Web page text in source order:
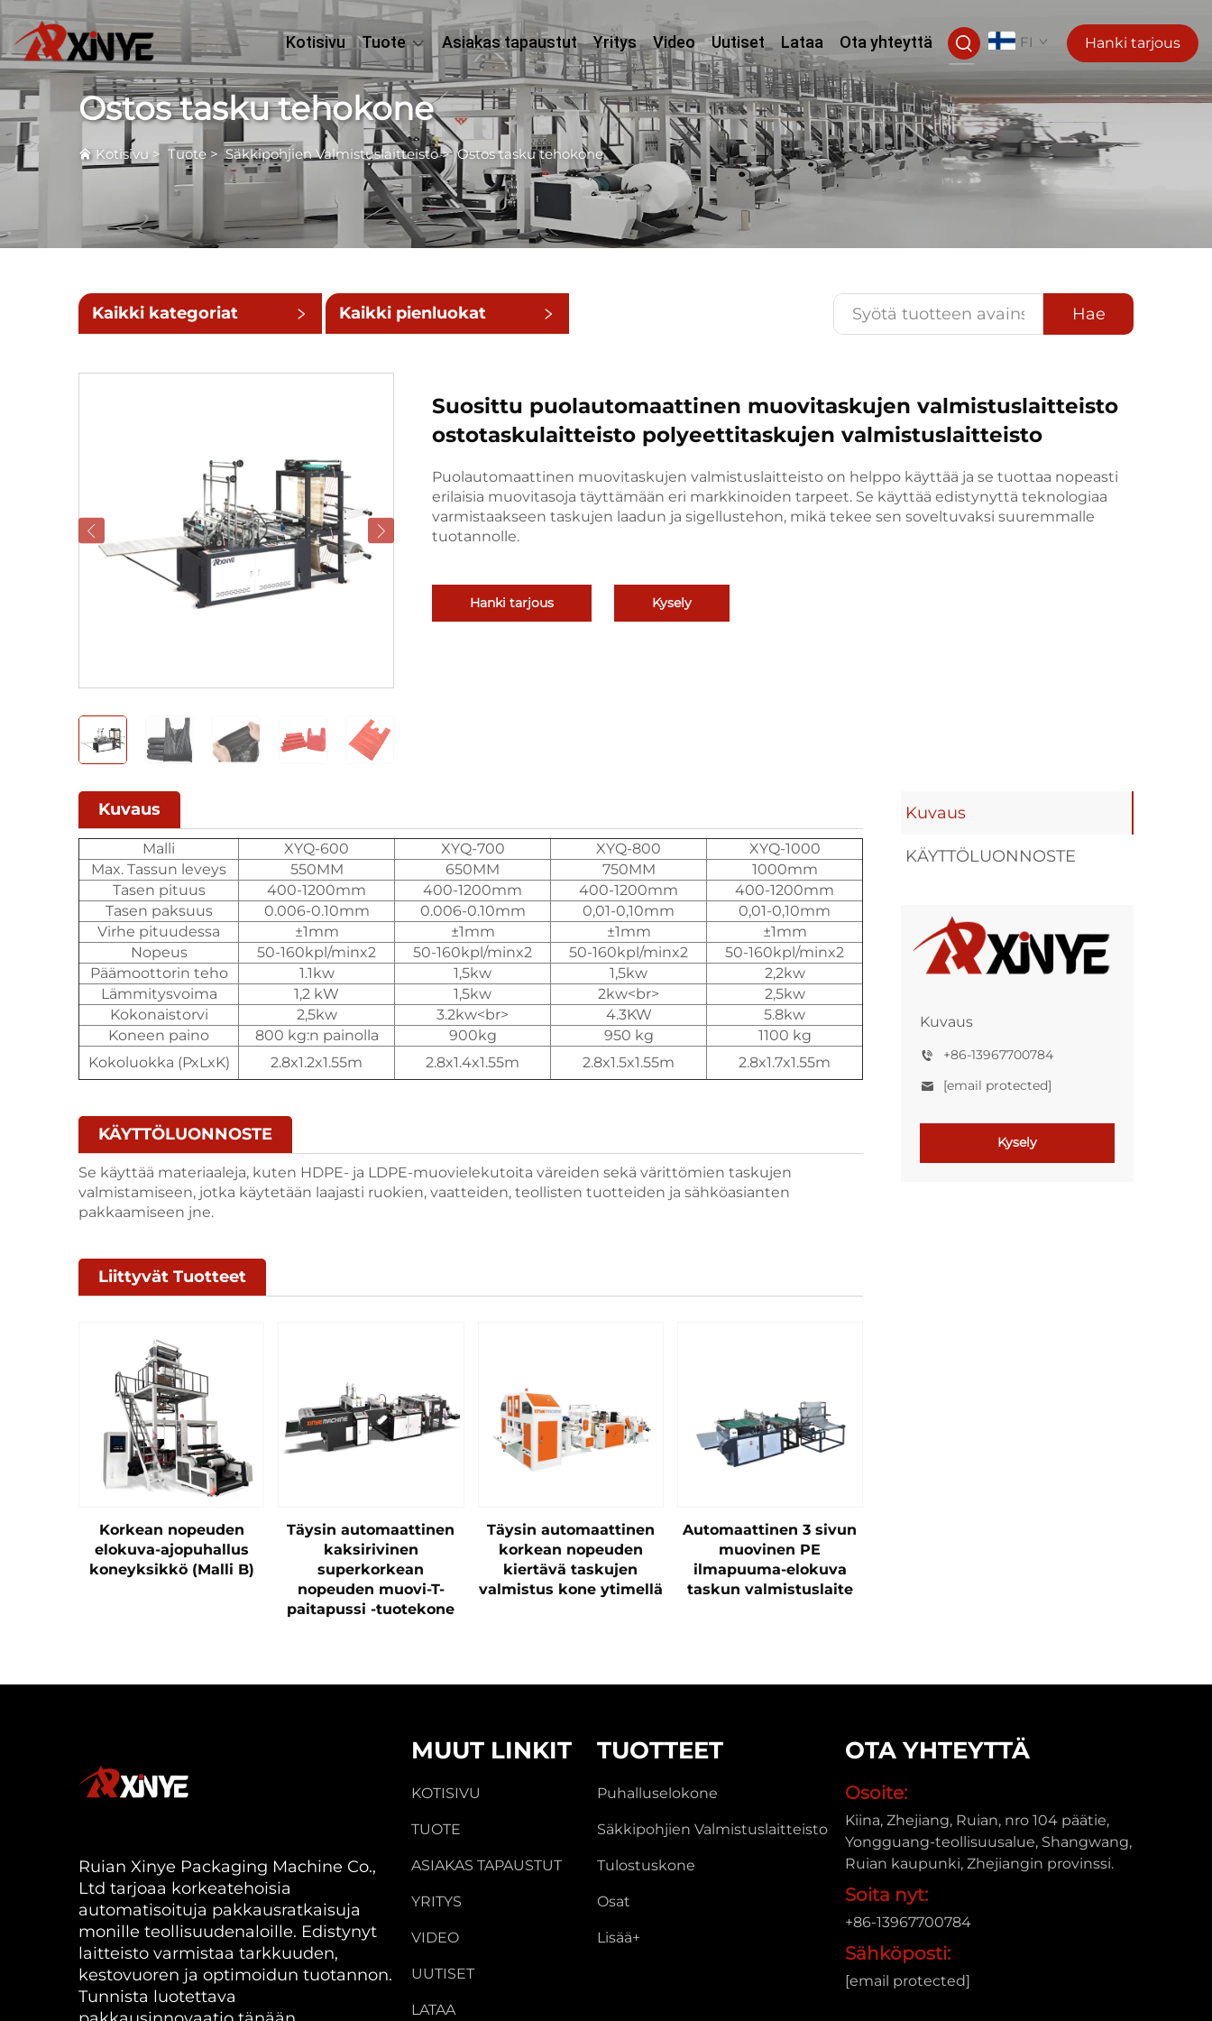
Kotisivu Tuote Asiakas tapaustut Yritys Video Uutiset Lataa Ota yhteyttä FI Hanki tarjous
Ostos tasku tehokone
Kotisivu > Tuote >Säkkipohjien Valmistuslaitteisto>Ostos tasku tehokone
Kaikki kategoriat Kaikki pienluokat Hae
Suosittu puolautomaattinen muovitaskujen valmistuslaitteisto
ostotaskulaitteisto polyeettitaskujen valmistuslaitteisto
Puolautomaattinen muovitaskujen valmistuslaitteisto on helppo käyttää ja se tuottaa nopeasti
erilaisia muovitasoja täyttämään eri markkinoiden tarpeet. Se käyttää edistynyttä teknologiaa
varmistaakseen taskujen laadun ja sigellustehon, mikä tekee sen soveltuvaksi suuremmalle
tuotannolle.
Hanki tarjous Kysely
Kuvaus
KÄYTTÖLUONNOSTE
Kuvaus
+86-13967700784
[email protected]
Kysely
Kuvaus
Malli XYQ-600 XYQ-700 XYQ-800
XYQ-1000
Max. Tassun leveys
550MM 650MM 750MM
1000mm
Tasen pituus
400-1200mm 400-1200mm 400-1200mm
400-1200mm
Tasen paksuus
0.006-0.10mm 0.006-0.10mm 0,01-0,10mm
0,01-0,10mm
Virhe pituudessa
±1mm ±1mm ±1mm
±1mm
Nopeus
50-160kpl/minx2 50-160kpl/minx2 50-160kpl/minx2
50-160kpl/minx2
Päämoottorin teho
1.1kw 1,5kw 1,5kw
2,2kw
Lämmitysvoima
1,2 kW 1,5kw 2kw<br>
2,5kw
Kokonaistorvi
2,5kw 3.2kw<br> 4.3KW
5.8kw
Koneen paino
800 kg:n painolla 900kg 950 kg
1100 kg
Kokoluokka (PxLxK)
2.8x1.2x1.55m 2.8x1.4x1.55m 2.8x1.5x1.55m 2.8x1.7x1.55m
KÄYTTÖLUONNOSTE
Se käyttää materiaaleja, kuten HDPE- ja LDPE-muovielekutoita väreiden sekä värittömien taskujen
valmistamiseen, jotka käytetään laajasti ruokien, vaatteiden, teollisten tuotteiden ja sähköasianten
pakkaamiseen jne.
Liittyvät Tuotteet
Korkean nopeuden
elokuva-ajopuhallus
koneyksikkö (Malli B)
Täysin automaattinen
kaksirivinen
superkorkean
nopeuden muovi-T-
paitapussi -tuotekone
Täysin automaattinen
korkean nopeuden
kiertävä taskujen
valmistus kone ytimellä
Automaattinen 3 sivun
muovinen PE
ilmapuuma-elokuva
taskun valmistuslaite
Ruian Xinye Packaging Machine Co.,
Ltd tarjoaa korkeatehoisia
automatisoituja pakkausratkaisuja
monille teollisuudenaloille. Edistynyt
laitteisto varmistaa tarkkuuden,
kestovuoren ja optimoidun tuotannon.
Tunnista luotettava
MUUT LINKIT
KOTISIVU
TUOTE
ASIAKAS TAPAUSTUT
YRITYS
VIDEO
UUTISET
LATAA
TUOTTEET
Puhalluselokone
Säkkipohjien Valmistuslaitteisto
Tulostuskone
Osat
Lisää+
OTA YHTEYTTÄ
Osoite:
Kiina, Zhejiang, Ruian, nro 104 päätie,
Yongguang-teollisuusalue, Shangwang,
Ruian kaupunki, Zhejiangin provinssi.
Soita nyt:
+86-13967700784
Sähköposti:
[email protected]